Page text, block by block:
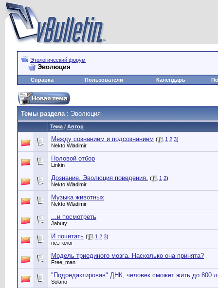
Этологический форум
Эволюция
Справка Пользователи Календарь
Темы раздела: Эволюция
Тема / Автор
Между сознанием и подсознанием ( 1 2 3)
Nekto Wladimir
Половой отбор
Linkin
Дознание. Эволюция поведения. ( 1 2)
Nekto Wladimir
Музыка животных
Nekto Wladimir
...и посмотреть
Jabuty
И почитать ( 1 2 3)
неэтолог
Модель триединого мозга. Насколько она принята?
Free_man
"Подредактировав" ДНК, человек сможет жить до 800
Solano